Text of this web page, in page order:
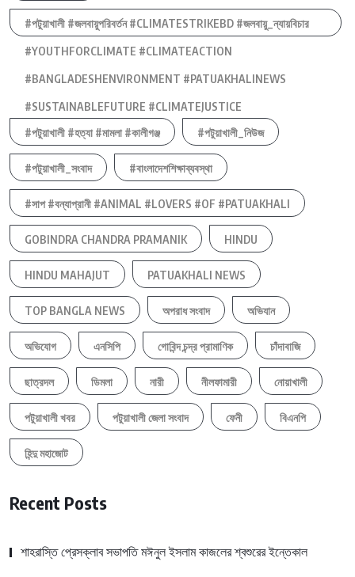
#পটুয়াখালী #জলবায়ুপরিবর্তন #CLIMATESTRIKEBD #জলবায়ু_ন্যায়বিচার
#YOUTHFORCLIMATE #CLIMATEACTION
#BANGLADESHENVIRONMENT #PATUAKHALINEWS
#SUSTAINABLEFUTURE #CLIMATEJUSTICE
#পটুয়াখালী #হত্যা #মামলা #কালীগঞ্জ
#পটুয়াখালী_নিউজ
#পটুয়াখালী_সংবাদ #বাংলাদেশশিক্ষাব্যবস্থা
#সাপ #বন্যাপ্রানী #ANIMAL #LOVERS #OF #PATUAKHALI
GOBINDRA CHANDRA PRAMANIK HINDU
HINDU MAHAJUT PATUAKHALI NEWS
TOP BANGLA NEWS অপরাধ সংবাদ অভিযান
অভিযোগ এনসিপি গোবিন্দ চন্দ্র প্রামাণিক চাঁদাবাজি
ছাত্রদল ডিমলা নারী নীলফামারী নোয়াখালী
পটুয়াখালী খবর পটুয়াখালী জেলা সংবাদ ফেনী বিএনপি
হিন্দু মহাজোট
Recent Posts
শাহরাস্তি প্রেসক্লাব সভাপতি মঈনুল ইসলাম কাজলের শ্বশুরের ইন্তেকাল